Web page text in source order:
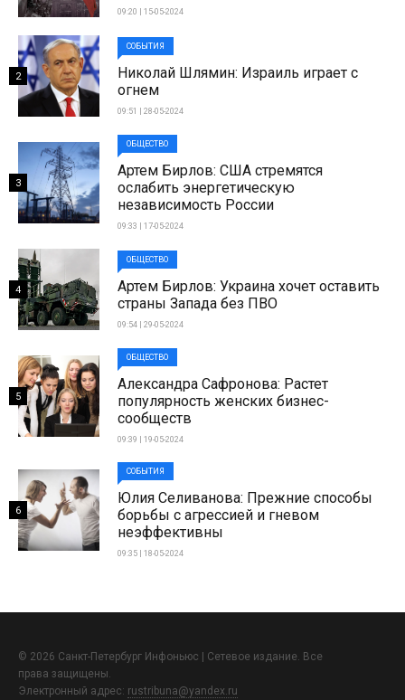
09:20 | 15-05-2024
СОБЫТИЯ
Николай Шлямин: Израиль играет с
огнем
09:51 | 28-05-2024
2
ОБЩЕСТВО
Артем Бирлов: США стремятся
ослабить энергетическую
независимость России
09:33 | 17-05-2024
3
ОБЩЕСТВО
Артем Бирлов: Украина хочет оставить
страны Запада без ПВО
09:54 | 29-05-2024
4
ОБЩЕСТВО
Александра Сафронова: Растет
популярность женских бизнес-
сообществ
09:39 | 19-05-2024
5
СОБЫТИЯ
Юлия Селиванова: Прежние способы
борьбы с агрессией и гневом
неэффективны
09:35 | 18-05-2024
6
© 2026 Санкт-Петербург Инфоньюс | Сетевое издание. Все
права защищены.
Электронный адрес: rustribuna@yandex.ru